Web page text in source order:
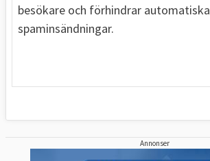
besökare och förhindrar automatiska
spaminsändningar.
Annonser